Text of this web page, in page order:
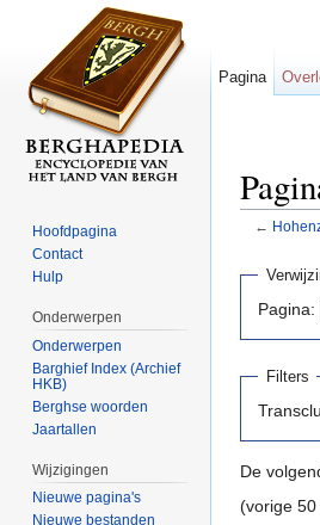
←
Pagina:
Filters
De
(vorige
Pagina
Hoofdpagina
Contact
Hulp
Onderwerpen
Onderwerpen
Barghief Index (Archief
HKB)
Berghse woorden
Jaartallen
Wijzigingen
Nieuwe pagina's
Nieuwe bestanden